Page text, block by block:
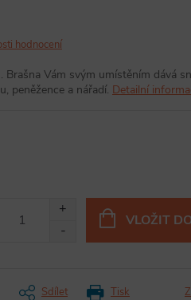
hodnocení
Vám svým umístěním dává
peněžence a nářadí. Detailní
VLOŽIT
Tisk
Sdílet